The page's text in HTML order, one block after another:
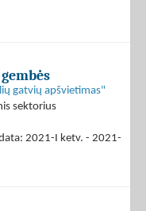
gatvių apšvietimas"
sektorius
2021-I ketv. - 2021-